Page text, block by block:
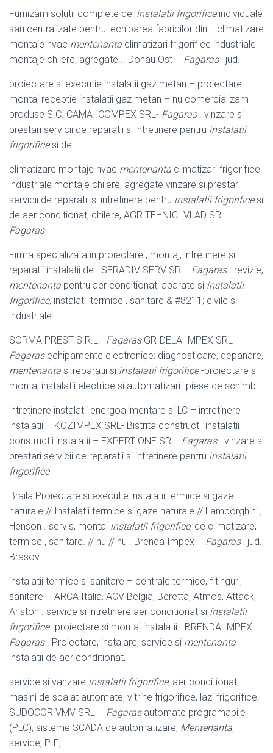
Furnizam solutii complete de: instalatii frigorificeindividuale
sau centralizate pentru: echiparea fabricilor din .. climatizare
montaje hvac mentenanta climatizari frigorifice industriale
montaje chilere, agregate .. Donau Ost – Fagaras| jud.
proiectare si executie instalatii gaz metan – proiectare-
montaj receptie instalatii gaz metan – nu comercializam
produse S.C. CAMAI COMPEX SRL- Fagaras. vinzare si
prestari servicii de reparatii si intretinere pentru instalatii
frigorificesi de
climatizare montaje hvac mentenanta climatizari frigorifice
industriale montaje chilere, agregate vinzare si prestari
servicii de reparatii si intretinere pentru instalatii frigorificesi
de aer conditionat, chilere, AGR TEHNIC IVLAD SRL-
Fagaras
Firma specializata in proiectare , montaj, intretinere si
reparatii instalatii de . SERADIV SERV SRL- Fagaras. revizie,
mentenanta pentru aer conditionat, aparate si instalatii
frigorifice, instalatii termice , sanitare & #8211; civile si
industriale.
SORMA PREST S.R.L.- FagarasGRIDELA IMPEX SRL-
Fagarasechipamente electronice: diagnosticare, depanare,
mentenanta si reparatii si instalatii frigorifice-proiectare si
montaj instalatii electrice si automatizari -piese de schimb
intretinere instalatii energoalimentare si LC – intretinere
instalatii – KOZIMPEX SRL- Bistrita constructii instalatii –
constructii instalatii – EXPERT ONE SRL- Fagaras. vinzare si
prestari servicii de reparatii si intretinere pentru instalatii
frigorifice
Braila Proiectare si executie instalatii termice si gaze
naturale // Instalatii termice si gaze naturale // Lamborghini ,
Henson . servis, montaj instalatii frigorifice, de climatizare,
termice , sanitare. // nu // nu . Brenda Impex – Fagaras| jud.
Brasov
instalatii termice si sanitare – centrale termice, fitinguri,
sanitare – ARCA Italia, ACV Belgia, Beretta, Atmos, Attack,
Ariston . service si intretinere aer conditionat si instalatii
frigorifice-proiectare si montaj instalatii . BRENDA IMPEX-
Fagaras. Proiectare, instalare, service si mentenanta
instalatii de aer conditionat,
service si vanzare instalatii frigorifice, aer conditionat,
masini de spalat automate, vitrine frigorifice, lazi frigorifice.
SUDOCOR VMV SRL – Fagarasautomate programabile
(PLC); sisteme SCADA de automatizare; Mentenanta,
service, PIF;